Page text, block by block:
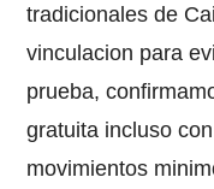
tradicionales de
vinculacion para
prueba,
gratuita incluso
movimientos